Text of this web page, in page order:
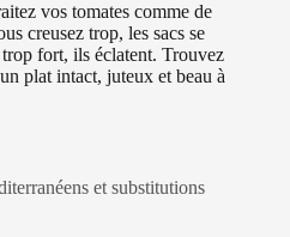
vos tomates comme de
creusez trop, les sacs se
fort, ils éclatent. Trouvez
plat intact, juteux et beau à
et substitutions